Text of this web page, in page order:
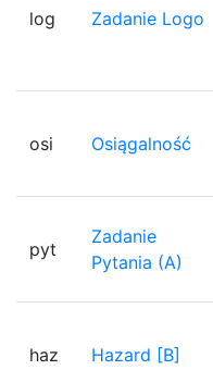
log Zadanie Logo
osi Osiągalność
pyt
Zadanie
Pytania (A)
haz Hazard [B]